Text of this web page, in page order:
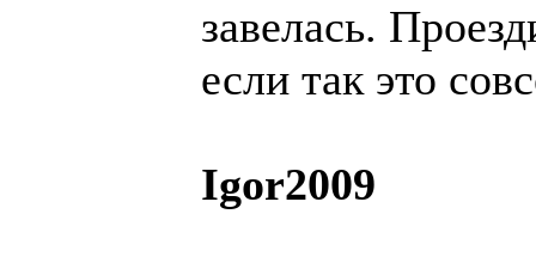
завелась.
если так это
Igor2009